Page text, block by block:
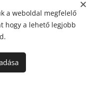
B/2023/000891
NGH
a weboldal megfelelő
hogy a lehető legjobb